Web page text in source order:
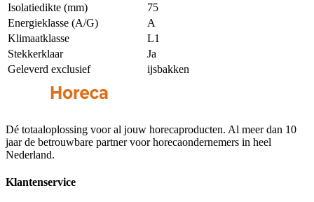
Isolatiedikte (mm)
75
Energieklasse (A/G)
A
Klimaatklasse
L1
Stekkerklaar
Ja
Geleverd exclusief
ijsbakken
Dé totaaloplossing voor al jouw horecaproducten. Al meer dan 10
jaar de betrouwbare partner voor horecaondernemers in heel
Nederland.
Klantenservice